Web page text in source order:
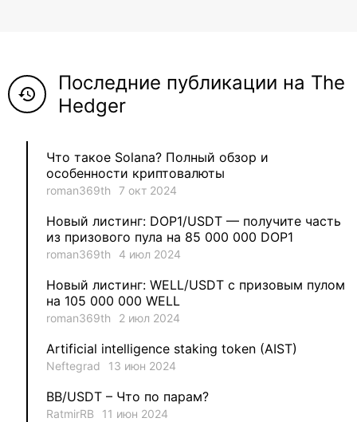
Neftegrad 5
Evgeniy 3
aleksandr-es 2
Jevick 1
MysticalEnergyNFT 1
DecimalChain 1
history
Последние публикации на The
Hedger
Что такое Solana? Полный обзор и
особенности криптовалюты
roman369th 7 окт 2024
Новый листинг: DOP1/USDT — получите часть
из призового пула на 85 000 000 DOP1
roman369th 4 июл 2024
Новый листинг: WELL/USDT с призовым пулом
на 105 000 000 WELL
roman369th 2 июл 2024
Artificial intelligence staking token (AIST)
Neftegrad 13 июн 2024
BB/USDT – Что по парам?
RatmirRB 11 июн 2024